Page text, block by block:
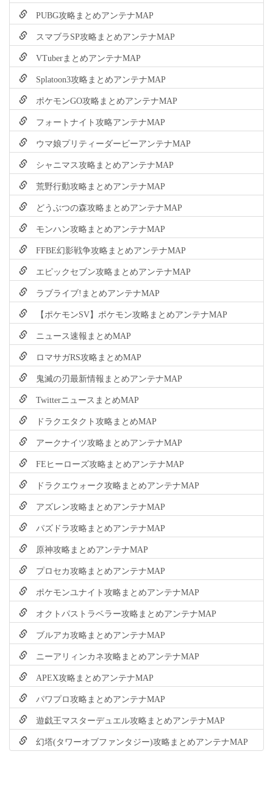
PUBG攻略まとめアンテナMAP
スマブラSP攻略まとめアンテナMAP
VTuberまとめアンテナMAP
Splatoon3攻略まとめアンテナMAP
ポケモンGO攻略まとめアンテナMAP
フォートナイト攻略アンテナMAP
ウマ娘プリティーダービーアンテナMAP
シャニマス攻略まとめアンテナMAP
荒野行動攻略まとめアンテナMAP
どうぶつの森攻略まとめアンテナMAP
モンハン攻略まとめアンテナMAP
FFBE幻影戦争攻略まとめアンテナMAP
エピックセブン攻略まとめアンテナMAP
ラブライブ!まとめアンテナMAP
【ポケモンSV】ポケモン攻略まとめアンテナMAP
ニュース速報まとめMAP
ロマサガRS攻略まとめMAP
鬼滅の刃最新情報まとめアンテナMAP
TwitterニュースまとめMAP
ドラクエタクト攻略まとめMAP
アークナイツ攻略まとめアンテナMAP
FEヒーローズ攻略まとめアンテナMAP
ドラクエウォーク攻略まとめアンテナMAP
アズレン攻略まとめアンテナMAP
パズドラ攻略まとめアンテナMAP
原神攻略まとめアンテナMAP
プロセカ攻略まとめアンテナMAP
ポケモンユナイト攻略まとめアンテナMAP
オクトパストラベラー攻略まとめアンテナMAP
ブルアカ攻略まとめアンテナMAP
ニーアリィンカネ攻略まとめアンテナMAP
APEX攻略まとめアンテナMAP
パワプロ攻略まとめアンテナMAP
遊戯王マスターデュエル攻略まとめアンテナMAP
幻塔(タワーオブファンタジー)攻略まとめアンテナMAP